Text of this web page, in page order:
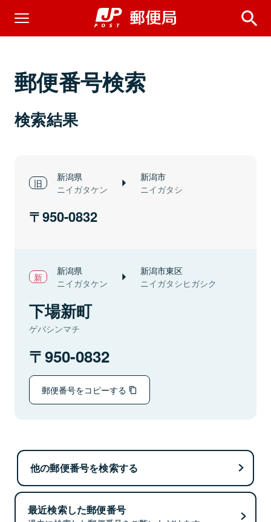
郵便番号検索
検索結果
新潟県
ニイガタケン
新潟市
ニイガタシ
950-0832
新潟県
ニイガタケン
新潟市東区
ニイガタシヒガシク
下場新町
ゲバシンマチ
950-0832
郵便番号をコピーする
他の郵便番号を検索する
最近検索した郵便番号